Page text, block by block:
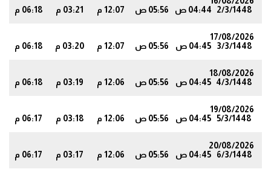
2/3/1448
04:44 ص 05:56 ص 12:07 م 03:21 م 06:18 م
17/08/2026
3/3/1448
04:45 ص 05:56 ص 12:07 م 03:20 م 06:18 م
18/08/2026
4/3/1448 04:45 ص 05:56 ص 12:06 م 03:19 م 06:18 م
19/08/2026
5/3/1448 04:45 ص 05:56 ص 12:06 م 03:18 م 06:17 م
20/08/2026
6/3/1448
04:45 ص 05:56 ص 12:06 م 03:17 م 06:17 م